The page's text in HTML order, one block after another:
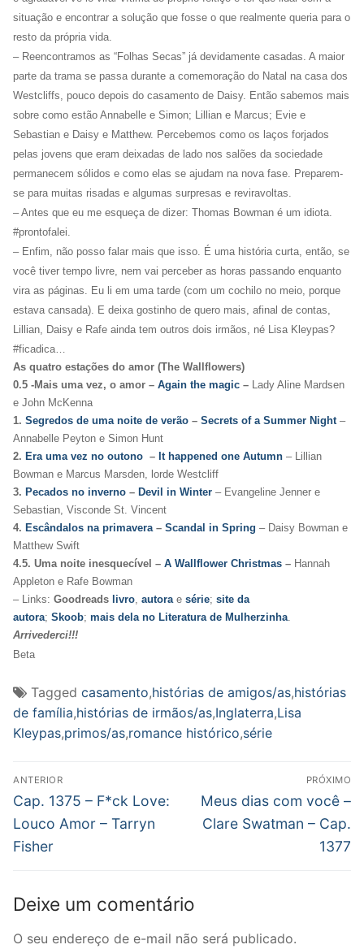
situação e encontrar a solução que fosse o que realmente queria para o
resto da própria vida.
– Reencontramos as “Folhas Secas” já devidamente casadas. A maior
parte da trama se passa durante a comemoração do Natal na casa dos
Westcliffs, pouco depois do casamento de Daisy. Então sabemos mais
sobre como estão Annabelle e Simon; Lillian e Marcus; Evie e
Sebastian e Daisy e Matthew. Percebemos como os laços forjados
pelas jovens que eram deixadas de lado nos salões da sociedade
permanecem sólidos e como elas se ajudam na nova fase. Preparem-
se para muitas risadas e algumas surpresas e reviravoltas.
– Antes que eu me esqueça de dizer: Thomas Bowman é um idiota.
#prontofalei.
– Enfim, não posso falar mais que isso. É uma história curta, então, se
você tiver tempo livre, nem vai perceber as horas passando enquanto
vira as páginas. Eu li em uma tarde (com um cochilo no meio, porque
estava cansada). E deixa gostinho de quero mais, afinal de contas,
Lillian, Daisy e Rafe ainda tem outros dois irmãos, né Lisa Kleypas?
#ficadica…
As quatro estações do amor (The Wallflowers)
0.5 -Mais uma vez, o amor – Again the magic – Lady Aline Mardsen
e John McKenna
1. Segredos de uma noite de verão – Secrets of a Summer Night–
Annabelle Peyton e Simon Hunt
2. Era uma vez no outono – It happened one Autumn – Lillian
Bowman e Marcus Marsden, lorde Westcliff
3. Pecados no inverno – Devil in Winter – Evangeline Jenner e
Sebastian, Visconde St. Vincent
4. Escândalos na primavera– Scandal in Spring – Daisy Bowman e
Matthew Swift
4.5. Uma noite inesquecível – A Wallflower Christmas – Hannah
Appleton e Rafe Bowman
– Links: Goodreads livro, autora e série; site da
autora; Skoob; mais dela no Literatura de Mulherzinha.
Arrivederci!!!
Beta
Tagged casamento,histórias de amigos/as,histórias
de família,histórias de irmãos/as,Inglaterra,Lisa
Kleypas,primos/as,romance histórico,série
Navegação
de
Post
ANTERIOR
Post
anterior:
Cap. 1375 – F*ck Love:
Louco Amor – Tarryn
Fisher
PRÓXIMO
Próximo
post:
Meus dias com você –
Clare Swatman – Cap.
1377
Deixe um comentário
O seu endereço de e-mail não será publicado.